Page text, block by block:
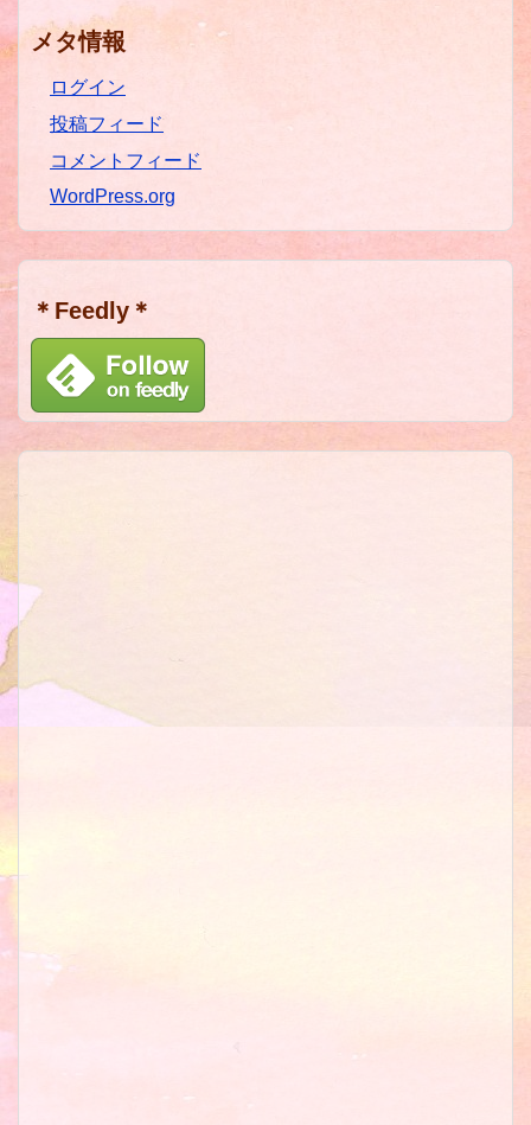
メタ情報
ログイン
投稿フィード
コメントフィード
WordPress.org
＊Feedly＊